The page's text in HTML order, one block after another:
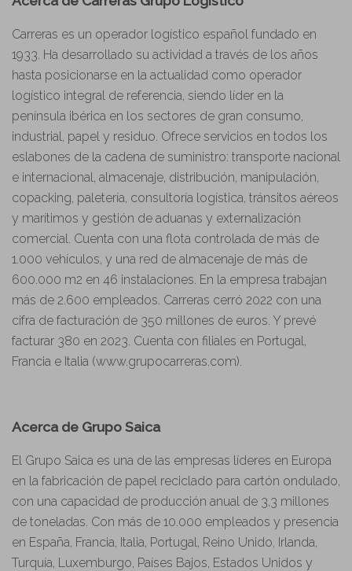
Carreras es un operador logístico español fundado en
1933. Ha desarrollado su actividad a través de los años
hasta posicionarse en la actualidad como operador
logístico integral de referencia, siendo líder en la
península ibérica en los sectores de gran consumo,
industrial, papel y residuo. Ofrece servicios en todos los
eslabones de la cadena de suministro: transporte nacional
e internacional, almacenaje, distribución, manipulación,
copacking, paletería, consultoría logística, tránsitos aéreos
y marítimos y gestión de aduanas y externalización
comercial. Cuenta con una flota controlada de más de
1.000 vehículos, y una red de almacenaje de más de
600.000 m2 en 46 instalaciones. En la empresa trabajan
más de 2.600 empleados. Carreras cerró 2022 con una
cifra de facturación de 350 millones de euros. Y prevé
facturar 380 en 2023. Cuenta con filiales en Portugal,
Francia e Italia (www.grupocarreras.com).
Acerca de Grupo Saica
El Grupo Saica es una de las empresas líderes en Europa
en la fabricación de papel reciclado para cartón ondulado,
con una capacidad de producción anual de 3,3 millones
de toneladas. Con más de 10.000 empleados y presencia
en España, Francia, Italia, Portugal, Reino Unido, Irlanda,
Turquía, Luxemburgo, Países Bajos, Estados Unidos y